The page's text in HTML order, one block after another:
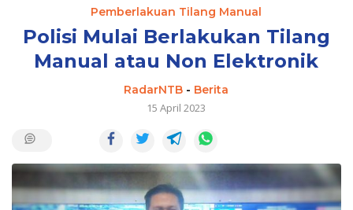
Pemberlakuan Tilang Manual
Polisi Mulai Berlakukan Tilang
Manual atau Non Elektronik
RadarNTB - Berita
15 April 2023